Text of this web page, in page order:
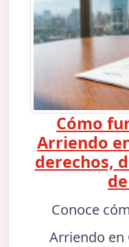
Cómo
Arriendo
derechos,
Conoce
Arriendo en